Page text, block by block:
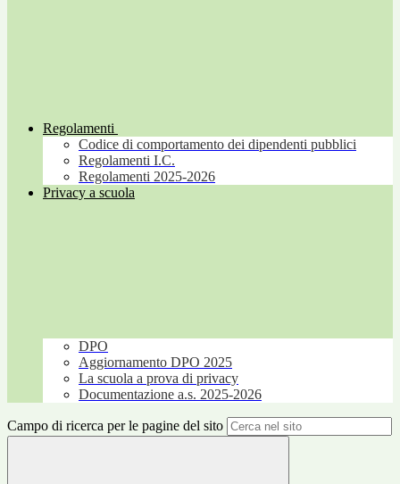
Regolamenti
Codice di comportamento dei dipendenti pubblici
Regolamenti I.C.
Regolamenti 2025-2026
Privacy a scuola
DPO
Aggiornamento DPO 2025
La scuola a prova di privacy
Documentazione a.s. 2025-2026
Campo di ricerca per le pagine del sito